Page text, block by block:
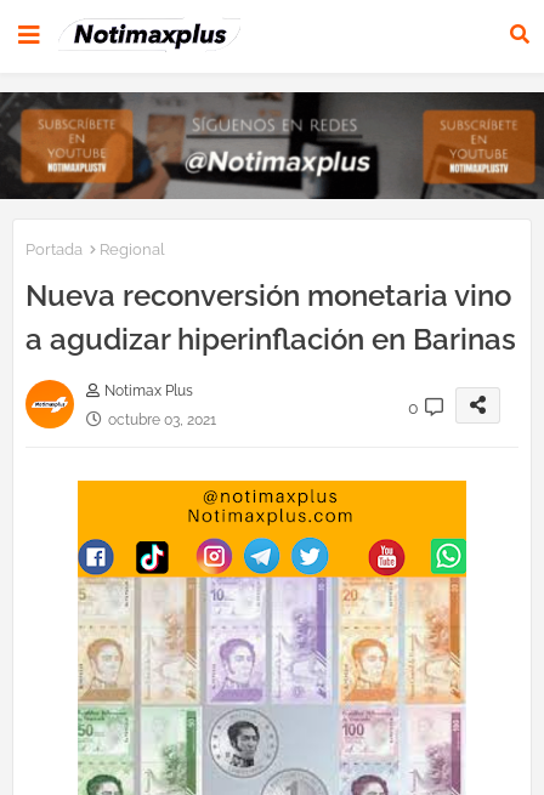
Portada Regional
Nueva reconversión monetaria vino
a agudizar hiperinflación en Barinas
Notimax Plus
octubre 03, 2021
0